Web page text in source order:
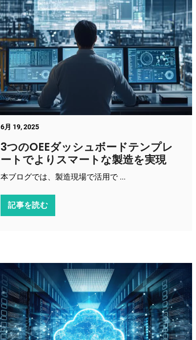
6月 19, 2025
3つのOEEダッシュボードテンプレ
ートでよりスマートな製造を実現
本ブログでは、製造現場で活用で ...
記事を読む